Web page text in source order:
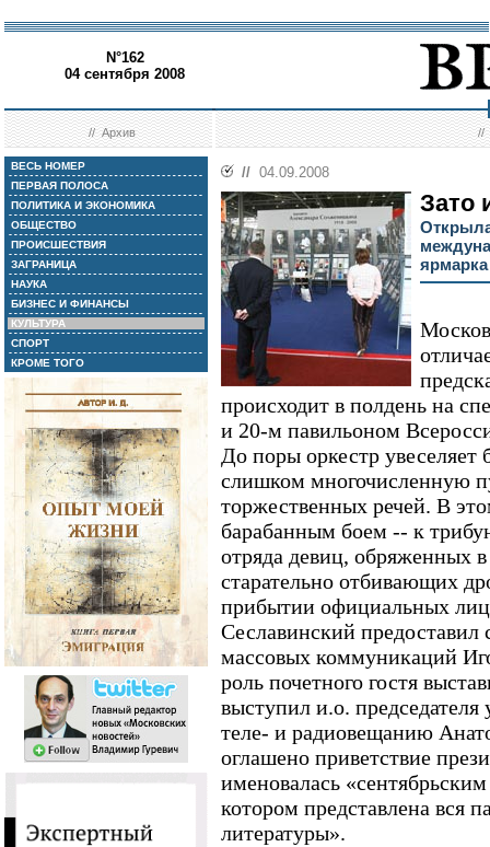
N°162
04 сентября 2008
//Архив //
ВЕСЬ НОМЕР
ПЕРВАЯ ПОЛОСА
ПОЛИТИКА И ЭКОНОМИКА
ОБЩЕСТВО
ПРОИСШЕСТВИЯ
ЗАГРАНИЦА
НАУКА
БИЗНЕС И ФИНАНСЫ
КУЛЬТУРА
СПОРТ
КРОМЕ ТОГО
// 04.09.2008
Зато
ярмарка
происходит в полдень на
и 20-м павильоном
До поры оркестр увеселяет
слишком многочисленную
торжественных речей. В
барабанным боем -- к
отряда девиц, обряженных
старательно отбивающих
прибытии официальных
Сеславинский предоставил
массовых коммуникаций
роль почетного гостя
выступил и.о. председателя
теле- и радиовещанию
оглашено приветствие
именовалась
котором представлена вся
литературы».